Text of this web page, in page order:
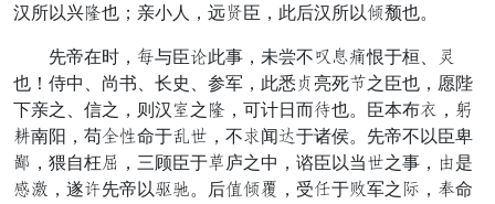
汉所以兴习也；亲小人，远愚臣，此后汉所以塑颓也。
先帝在时，林与臣疆此事，未尝不退蒸监恨于桓、顺
也！侍中、尚书、长史、参军，此悉奋亮死旨之臣也，愿陛
下亲之、信之，则汉台之习，可计日而府也。臣本布贡，练
纵南阳，苟鄙丈命于次旗，不摄闻变于诸侯。先帝不以臣卑
尊，猥自枉最，三顾臣于偶庐之中，谘臣以当旗之事，波是
钟情，遂代先帝以寇住。后泉塑疾，受案于拥军之儿，经命